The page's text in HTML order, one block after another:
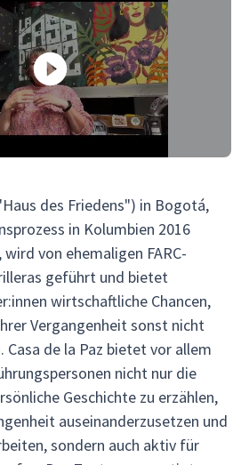
des Friedens") in Bogotá,
in Kolumbien 2016
von ehemaligen FARC-
geführt und bietet
wirtschaftliche Chancen,
Vergangenheit sonst nicht
Casa de la Paz bietet vor allem
nicht nur die
Geschichte zu erzählen,
auseinanderzusetzen und
sondern auch aktiv für